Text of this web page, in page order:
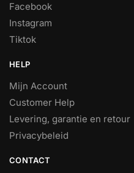
Facebook
Instagram
Tiktok
HELP
Mijn Account
Customer Help
Levering, garantie en retour
Privacybeleid
CONTACT